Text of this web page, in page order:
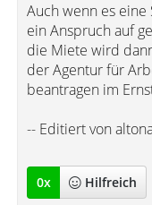
Auch wenn es
ein Anspruch auf
die Miete wird
der Agentur für
beantragen im
-- Editiert von
0x Hilfreich